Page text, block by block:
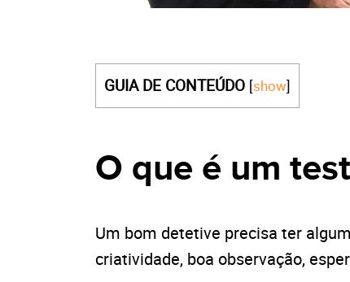
GUIA DE CONTEÚDO [show]
O que é um
Um bom detetive precisa ter
criatividade, boa observação,